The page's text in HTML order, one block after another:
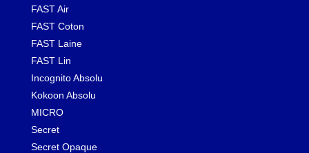
FAST Air
FAST Coton
FAST Laine
FAST Lin
Incognito Absolu
Kokoon Absolu
MICRO
Secret
Secret Opaque